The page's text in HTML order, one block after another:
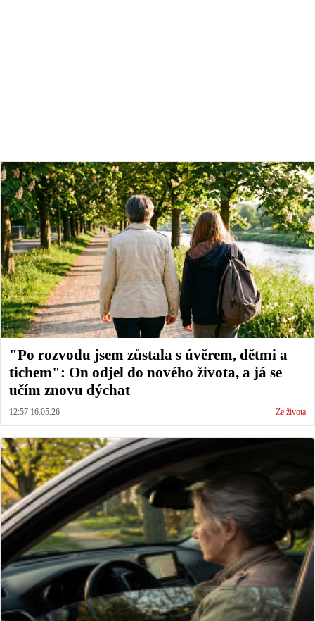
"Po rozvodu jsem zůstala s úvěrem, dětmi a
tichem": On odjel do nového života, a já se
učím znovu dýchat
12:57 16.05.26 Ze života